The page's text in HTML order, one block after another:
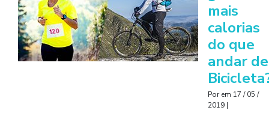
mais
calorias
do que
andar de
Porem 17 / 05 /
2019 |